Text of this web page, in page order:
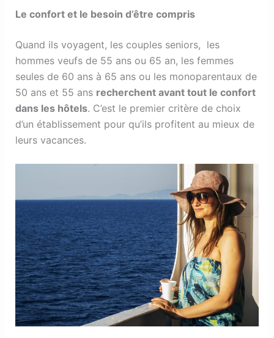
Le confort et le besoin d’être compris
Quand ils voyagent, les couples seniors, les
hommes veufs de 55 ans ou 65 an, les femmes
seules de 60 ans à 65 ans ou les monoparentaux de
50 ans et 55 ans recherchent avant tout le confort
dans les hôtels. C’est le premier critère de choix
d’un établissement pour qu’ils profitent au mieux de
leurs vacances.